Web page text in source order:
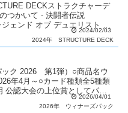
DECKストラクチャーデ
つかいて - 決闘者伝説
ェンド オブ デュエリスト ク
2024/02/03
2024年
STRUCTURE DECK
ック 2026 第1弾）○商品名ウ
年4月～○カード種類全5種類
公認大会の上位賞としてパッ
2026/04/01
2026年
ウィナーズパック